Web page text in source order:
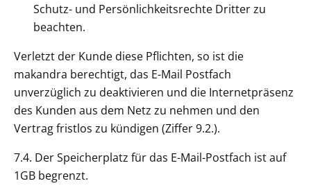
Schutz- und Persönlichkeitsrechte Dritter zu
beachten.
Verletzt der Kunde diese Pflichten, so ist die
makandra berechtigt, das E-Mail Postfach
unverzüglich zu deaktivieren und die Internetpräsenz
des Kunden aus dem Netz zu nehmen und den
Vertrag fristlos zu kündigen (Ziffer 9.2.).
7.4. Der Speicherplatz für das E-Mail-Postfach ist auf
1GB begrenzt.